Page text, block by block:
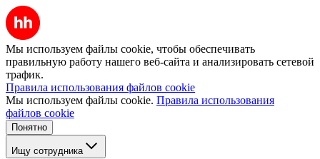
Мы используем файлы cookie, чтобы обеспечивать
правильную работу нашего веб-сайта и анализировать сетевой
трафик.
Правила использования файлов cookie
Мы используем файлы cookie. Правила использования
файлов cookie
Понятно
Ищу сотрудника